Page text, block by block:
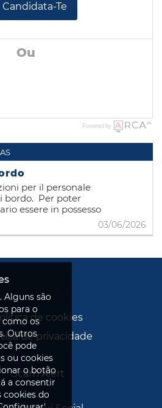
Candidata-Te
Ou
Powered by
per il personale
bordo. Per poter
essere in possesso
gente di
per accedere al
la matricola di
: I391 CCNL per il
dell'Industria
marittimi imbarcati
traghetto
a 151 T.S.L.
03/06/2026
de cookies
de privacidade
Scam Alert
Alguns são
para o
como os
Outros
pode
ou cookies
o botão
a consentir
cookies do